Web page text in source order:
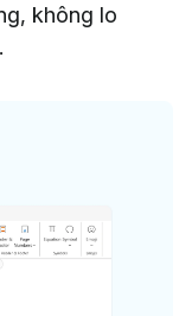
không lo